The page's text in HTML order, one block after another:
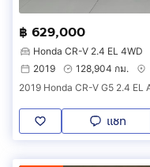
฿ 629,000
Honda CR-V 2.4 EL 4WD
2019
128,904 กม.
แชท